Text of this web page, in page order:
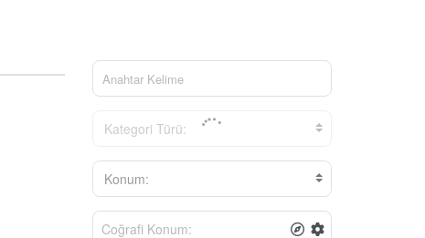
Kategori Türü:
Konum: